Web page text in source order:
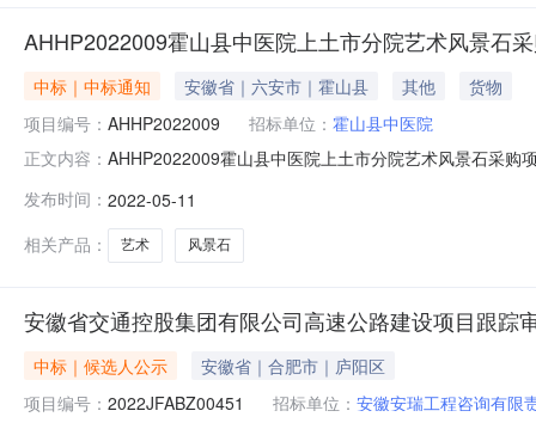
AHHP2022009霍山县中医院上土市分院艺术风景石
中标｜中标通知 安徽省｜六安市｜霍山县 其他
货物
项目编号： AHHP2022009 招标单位： 霍山县中医院
正文内容： AHHP2022009霍山县中医院上土市分院艺术风景石采购
告文化传媒有限公司成交供应商联系地址：霍山县衡山
发布时间： 2022-05-11
相关产品：
艺术 风景石
安徽省交通控股集团有限公司高速公路建设项目跟
中标｜候选人公示
安徽省｜合肥市｜庐阳区
项目编号： 2022JFABZ00451 招标单位： 安徽安瑞工程咨询有限